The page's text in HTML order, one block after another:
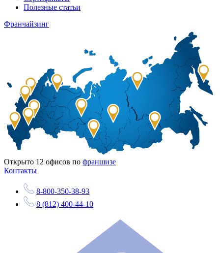
Полезные статьи
Франчайзинг
Открыто 12 офисов по франшизе
Контакты
8-800-350-38-93
8 (812) 400-44-10